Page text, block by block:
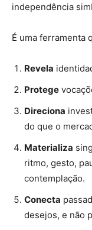
independência
É uma ferramenta
Revela
Protege
Direciona
do que o
Materializa
ritmo, gesto,
contemplação.
Conecta
desejos, e não